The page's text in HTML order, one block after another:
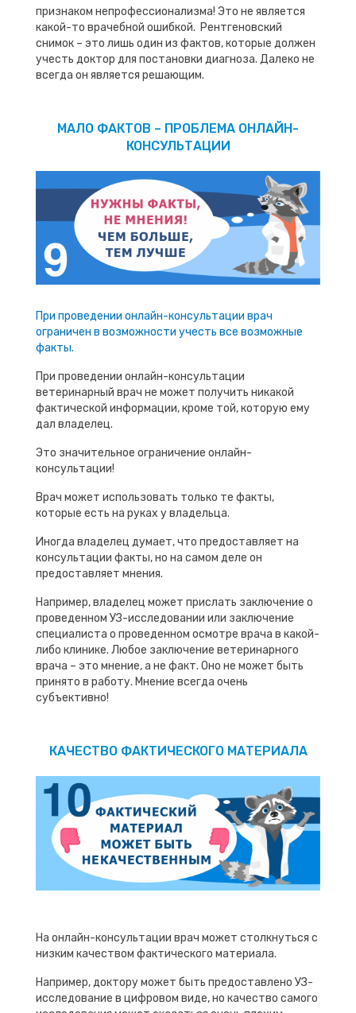
признаком непрофессионализма! Это не является
какой-то врачебной ошибкой. Рентгеновский
снимок – это лишь один из фактов, которые должен
учесть доктор для постановки диагноза. Далеко не
всегда он является решающим.
МАЛО ФАКТОВ – ПРОБЛЕМА ОНЛАЙН-
КОНСУЛЬТАЦИИ
При проведении онлайн-консультации врач
ограничен в возможности учесть все возможные
факты.
При проведении онлайн-консультации
ветеринарный врач не может получить никакой
фактической информации, кроме той, которую ему
дал владелец.
Это значительное ограничение онлайн-
консультации!
Врач может использовать только те факты,
которые есть на руках у владельца.
Иногда владелец думает, что предоставляет на
консультации факты, но на самом деле он
предоставляет мнения.
Например, владелец может прислать заключение о
проведенном УЗ-исследовании или заключение
специалиста о проведенном осмотре врача в какой-
либо клинике. Любое заключение ветеринарного
врача – это мнение, а не факт. Оно не может быть
принято в работу. Мнение всегда очень
субъективно!
КАЧЕСТВО ФАКТИЧЕСКОГО МАТЕРИАЛА
На онлайн-консультации врач может столкнуться с
низким качеством фактического материала.
Например, доктору может быть предоставлено УЗ-
исследование в цифровом виде, но качество самого